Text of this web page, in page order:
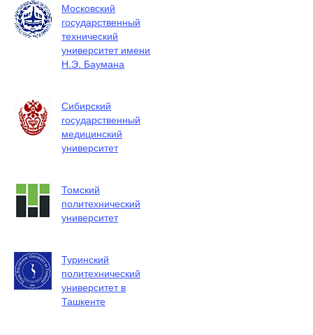
Московский
государственный
технический
университет имени
Н.Э. Баумана
Сибирский
государственный
медицинский
университет
Томский
политехнический
университет
Туринский
политехнический
университет в
Ташкенте